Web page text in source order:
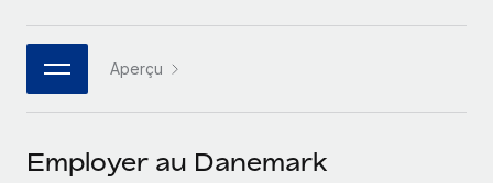
Connectez n'importe quel outil d’IA à Remote grâce à
notre MCP
Rationalisez vos processus avec des outils essentiels
Entreprise
Les RH à l’international pour les grandes entreprises
Partenaires stratégiques de la tech
Checklists et modèles
Descriptions de postes
Événements
日本語
한국어
Aperçu
Employer au Danemark